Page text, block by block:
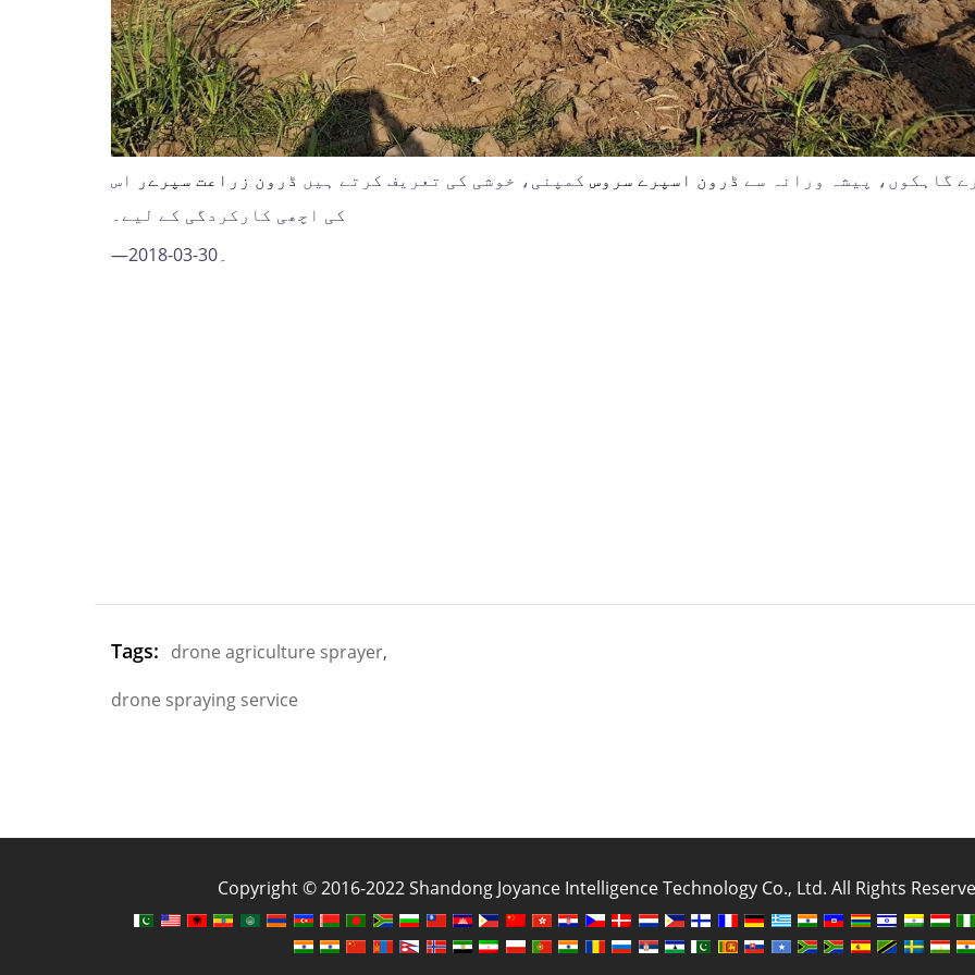
گاہکوں، پیشہ ورانہ سے ڈرون اسپرے سروس کمپنی، خوشی کی تعریف کرتے ہیں ڈرون زراعت سپرےر اس
کی اچھی کارکردگی کے لیے۔
—2018-03-30۔
Tags: drone agriculture sprayer,
drone spraying service
Copyright © 2016-2022 Shandong Joyance Intelligence Technology Co., Ltd. All Rights